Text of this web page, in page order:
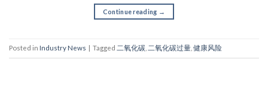
Continue reading →
Posted in Industry News | Tagged 二氧化碳 二氧化碳过量 健康风险